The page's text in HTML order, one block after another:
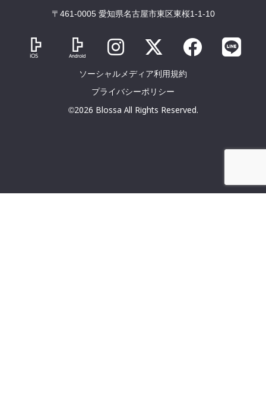
〒461-0005 愛知県名古屋市東区東桜1-1-10
ソーシャルメディア利用規約
プライバシーポリシー
©2026 Blossa All Rights Reserved.